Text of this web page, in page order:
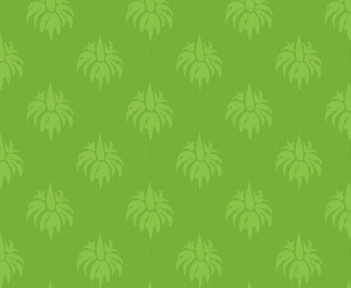
leállítják az emésztést és
utána sokkal fokozottabb
az izzadás. Ismeretes, hogy
az arabok a nagy nyári
melegben forrón isszák a
mentateát . A menta
önmagában is hűsítően hat a